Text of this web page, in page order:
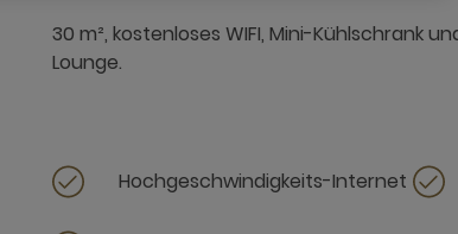
30 m², kostenloses WIFI, Mini-Kühlschrank
Lounge.
Hochgeschwindigkeits-Internet